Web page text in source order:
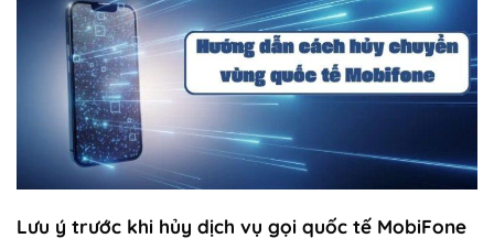
Lưu ý trước khi hủy dịch vụ gọi quốc tế MobiFone